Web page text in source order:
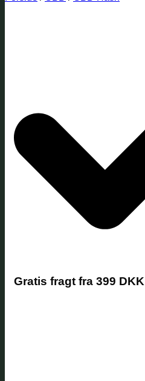
Gratis fragt fra 399 DKK